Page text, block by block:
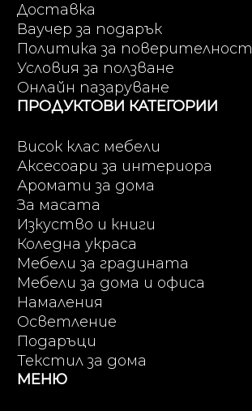
Доставка
Ваучер за подарък
Политика за поверителност
Условия за ползване
Онлайн пазаруване
ПРОДУКТОВИ КАТЕГОРИИ
Висок клас мебели
Аксесоари за интериора
Аромати за дома
За масата
Изкуство и книги
Коледна украса
Мебели за градината
Мебели за дома и офиса
Намаления
Осветление
Подаръци
Текстил за дома
МЕНЮ